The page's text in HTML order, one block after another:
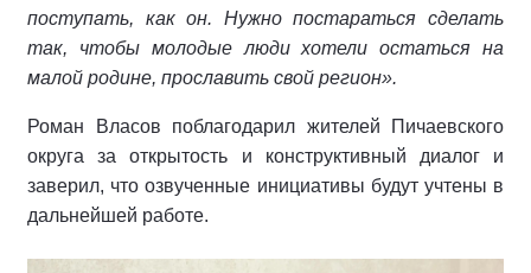
поступать, как он. Нужно постараться сделать
так, чтобы молодые люди хотели остаться на
малой родине, прославить свой регион».
Роман Власов поблагодарил жителей Пичаевского
округа за открытость и конструктивный диалог и
заверил, что озвученные инициативы будут учтены в
дальнейшей работе.